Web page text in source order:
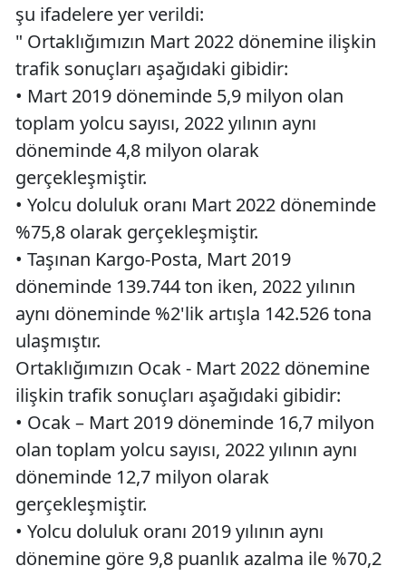
şu ifadelere yer verildi:
" Ortaklığımızın Mart 2022 dönemine ilişkin
trafik sonuçları aşağıdaki gibidir:
• Mart 2019 döneminde 5,9 milyon olan
toplam yolcu sayısı, 2022 yılının aynı
döneminde 4,8 milyon olarak
gerçekleşmiştir.
• Yolcu doluluk oranı Mart 2022 döneminde
%75,8 olarak gerçekleşmiştir.
• Taşınan Kargo-Posta, Mart 2019
döneminde 139.744 ton iken, 2022 yılının
aynı döneminde %2'lik artışla 142.526 tona
ulaşmıştır.
Ortaklığımızın Ocak - Mart 2022 dönemine
ilişkin trafik sonuçları aşağıdaki gibidir:
• Ocak – Mart 2019 döneminde 16,7 milyon
olan toplam yolcu sayısı, 2022 yılının aynı
döneminde 12,7 milyon olarak
gerçekleşmiştir.
• Yolcu doluluk oranı 2019 yılının aynı
dönemine göre 9,8 puanlık azalma ile %70,2